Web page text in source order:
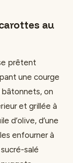
au
prêtent
une courge
on
et grillée à
d’olive, d’une
enfourner à
salé